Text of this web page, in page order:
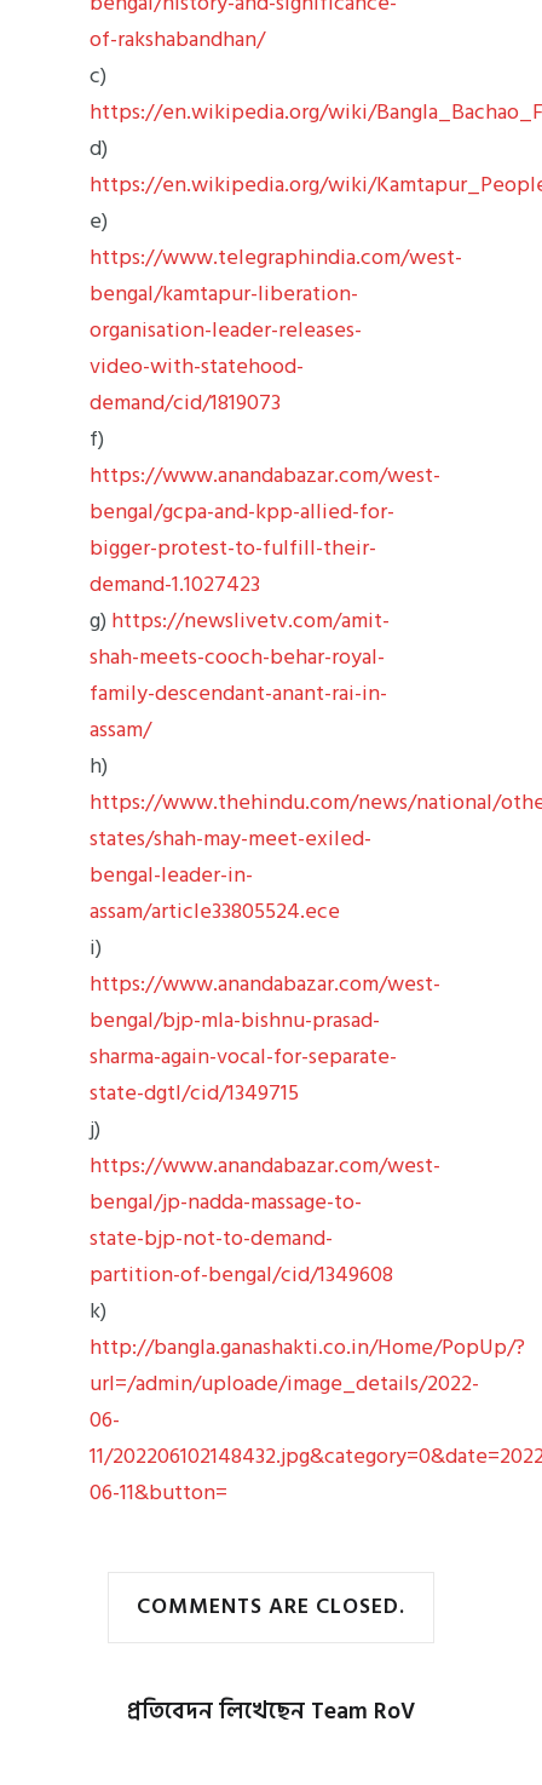
of-rakshabandhan/
c)
https://en.wikipedia.org/wiki/
d)
https://en.wikipedia.org/wiki/
e)
https://www.telegraphindia.com/west-
bengal/kamtapur-liberation-
organisation-leader-releases-
video-with-statehood-
demand/cid/1819073
f)
https://www.anandabazar.com/west-
bengal/gcpa-and-kpp-allied-for-
bigger-protest-to-fulfill-their-
demand-1.1027423
g) https://newslivetv.com/amit-
shah-meets-cooch-behar-royal-
family-descendant-anant-rai-in-
assam/
h)
https://www.thehindu.com/news/national/
states/shah-may-meet-exiled-
bengal-leader-in-
assam/article33805524.ece
i)
https://www.anandabazar.com/west-
bengal/bjp-mla-bishnu-prasad-
sharma-again-vocal-for-separate-
state-dgtl/cid/1349715
j)
https://www.anandabazar.com/west-
bengal/jp-nadda-massage-to-
state-bjp-not-to-demand-
partition-of-bengal/cid/1349608
k)
http://bangla.ganashakti.co.in/Home/PopUp/?
url=/admin/uploade/image_details/2022-
06-
11/
06-11&button=
COMMENTS ARE CLOSED.
প্রতিবেদন লিখেছেনTeam RoV